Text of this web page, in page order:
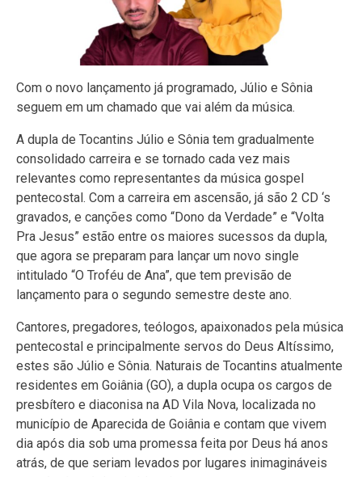
Com o novo lançamento já programado, Júlio e Sônia
seguem em um chamado que vai além da música.
A dupla de Tocantins Júlio e Sônia tem gradualmente
consolidado carreira e se tornado cada vez mais
relevantes como representantes da música gospel
pentecostal. Com a carreira em ascensão, já são 2 CD ‘s
gravados, e canções como “Dono da Verdade” e “Volta
Pra Jesus” estão entre os maiores sucessos da dupla,
que agora se preparam para lançar um novo single
intitulado “O Troféu de Ana”, que tem previsão de
lançamento para o segundo semestre deste ano.
Cantores, pregadores, teólogos, apaixonados pela música
pentecostal e principalmente servos do Deus Altíssimo,
estes são Júlio e Sônia. Naturais de Tocantins atualmente
residentes em Goiânia (GO), a dupla ocupa os cargos de
presbítero e diaconisa na AD Vila Nova, localizada no
município de Aparecida de Goiânia e contam que vivem
dia após dia sob uma promessa feita por Deus há anos
atrás, de que seriam levados por lugares inimagináveis